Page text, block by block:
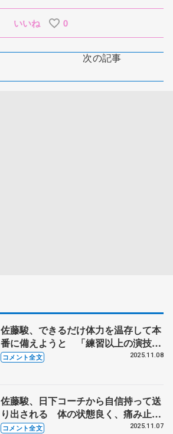
いいね 0
次の記事
佐藤駿、できるだけ体力を温存して本
番に備えようと 「練習以上の演技が
できたのではないのかな」【GP第4戦
コメント全文 2025.11.08
佐藤駿、日下コーチから自信持って送
り出される 体の状態良く、痛み止め
服用は「気持ちの問題」 【GP第4戦
コメント全文 2025.11.07